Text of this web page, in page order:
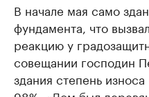
В начале мая само
фундамента, что
реакцию у
совещании господин
здания степень